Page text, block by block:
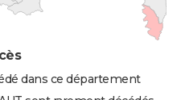
dans ce département